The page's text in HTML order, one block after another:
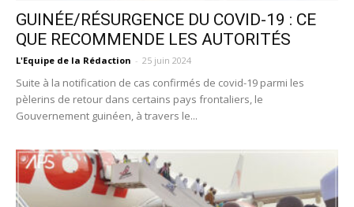
GUINÉE/RÉSURGENCE DU COVID-19 : CE
QUE RECOMMENDE LES AUTORITÉS
L'Equipe de la Rédaction - 25 juin 2024
Suite à la notification de cas confirmés de covid-19 parmi les
pèlerins de retour dans certains pays frontaliers, le
Gouvernement guinéen, à travers le...